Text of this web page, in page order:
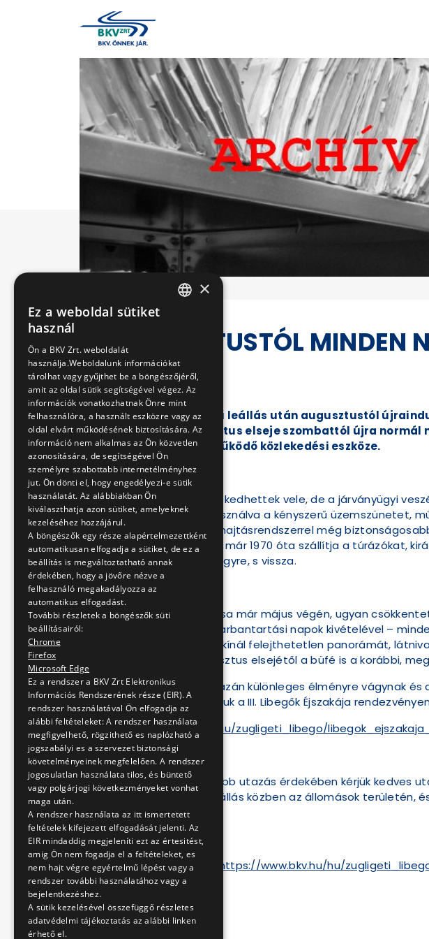
AUGUSZTUSTÓL MINDEN
LIBEGŐ
2020-07-27 11:11:57
A tavaszi kényszerű leállás után augusztustól
hónapjától, augusztus elseje szombattól újra
immár ötven éve működő közlekedési eszköze.
Bár utasok nem közlekedhettek vele, de a járványügyi
számára, hiszen kihasználva a kényszerű üzemszünetet,
keretében felújított hajtásrendszerrel még
drótkötélpályájaként már 1970 óta szállítja a túrázókat,
utasokat a János-hegyre, s vissza.
A Libegő szolgáltatása már május végén, ugyan
hétfőjén esedékes karbantartási napok kivételével –
vágyóknak, valamint kínál felejthetetlen panorámát,
számára, hogy augusztus elsejétől a büfé is a korábbi,
Azokat pedig, akik igazán különleges élményre vágynak
augusztus 29-én várjuk a III. Libegők Éjszakája
https://www.bkv.hu/hu/zugligeti_libego/
A még biztonságosabb utazás érdekében kérjük kedves
értelmében, sorban állás közben az állomások területén,
szociális távolságot!
További információ: https://www.bkv.hu/hu/
Jó libegést kívánunk!
×
Ez a weboldal sütiket
használ
Ön a BKV Zrt. weboldalát
használja.Weboldalunk információkat
tárolhat vagy gyűjthet be a böngészőjéről,
amit az oldal sütik segítségével végez. Az
információk vonatkozhatnak Önre mint
felhasználóra, a használt eszközre vagy az
oldal elvárt működésének biztosítására. Az
információ nem alkalmas az Ön közvetlen
azonosítására, de segítségével Ön
személyre szabottabb internetélményhez
jut. Ön dönti el, hogy engedélyezi-e sütik
használatát. Az alábbiakban Ön
kiválaszthatja azon sütiket, amelyeknek
kezeléséhez hozzájárul.
A böngészők egy része alapértelmezettként
automatikusan elfogadja a sütiket, de ez a
beállítás is megváltoztatható annak
érdekében, hogy a jövőre nézve a
felhasználó megakadályozza az
automatikus elfogadást.
További részletek a böngészők süti
beállításairól:
Chrome
Firefox
Microsoft Edge
Ez a rendszer a BKV Zrt Elektronikus
Információs Rendszerének része (EIR). A
rendszer használatával Ön elfogadja az
alábbi feltételeket: A rendszer használata
megfigyelhető, rögzithető es naplózható a
jogszabályi es a szervezet biztonsági
követelményeinek megfelelően. A rendszer
jogosulatlan használata tilos, és büntető
vagy polgárjogi következményeket vonhat
maga után.
A rendszer használata az itt ismertetett
feltételek kifejezett elfogadását jelenti. Az
EIR mindaddig megjeleníti ezt az értesitést,
amig Ön nem fogadja el a feltételeket, es
nem hajt végre egyértelmű lépést vagy a
rendszer további használatához vagy a
bejelentkezéshez.
A sütik kezelésével összefüggő részletes
adatvédelmi tájékoztatás az alábbi linken
érhető el.